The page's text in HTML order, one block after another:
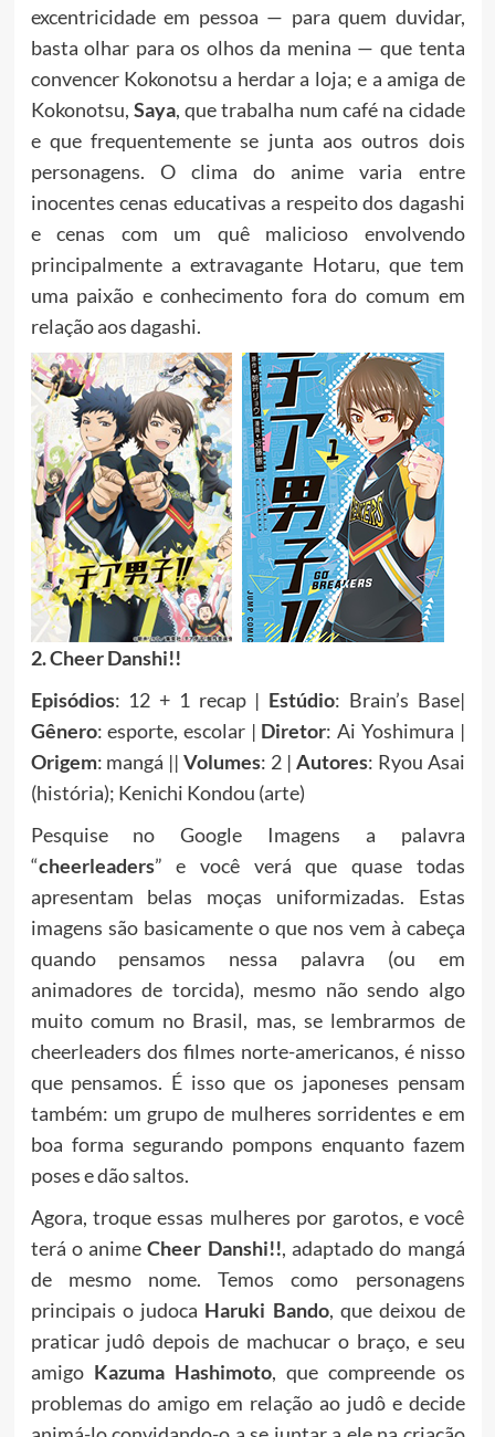
excentricidade em pessoa — para quem duvidar,
basta olhar para os olhos da menina — que tenta
convencer Kokonotsu a herdar a loja; e a amiga de
Kokonotsu, Saya, que trabalha num café na cidade
e que frequentemente se junta aos outros dois
personagens. O clima do anime varia entre
inocentes cenas educativas a respeito dos dagashi
e cenas com um quê malicioso envolvendo
principalmente a extravagante Hotaru, que tem
uma paixão e conhecimento fora do comum em
relação aos dagashi.
2. Cheer Danshi!!
Episódios: 12 + 1 recap | Estúdio: Brain’s Base|
Gênero: esporte, escolar | Diretor: Ai Yoshimura |
Origem: mangá ||Volumes: 2 | Autores: Ryou Asai
(história); Kenichi Kondou (arte)
Pesquise no Google Imagens a palavra
“cheerleaders” e você verá que quase todas
apresentam belas moças uniformizadas. Estas
imagens são basicamente o que nos vem à cabeça
quando pensamos nessa palavra (ou em
animadores de torcida), mesmo não sendo algo
muito comum no Brasil, mas, se lembrarmos de
cheerleaders dos filmes norte-americanos, é nisso
que pensamos. É isso que os japoneses pensam
também: um grupo de mulheres sorridentes e em
boa forma segurando pompons enquanto fazem
poses e dão saltos.
Agora, troque essas mulheres por garotos, e você
terá o animeCheer Danshi!!, adaptado do mangá
de mesmo nome. Temos como personagens
principais o judoca Haruki Bando, que deixou de
praticar judô depois de machucar o braço, e seu
amigo Kazuma Hashimoto, que compreende os
problemas do amigo em relação ao judô e decide